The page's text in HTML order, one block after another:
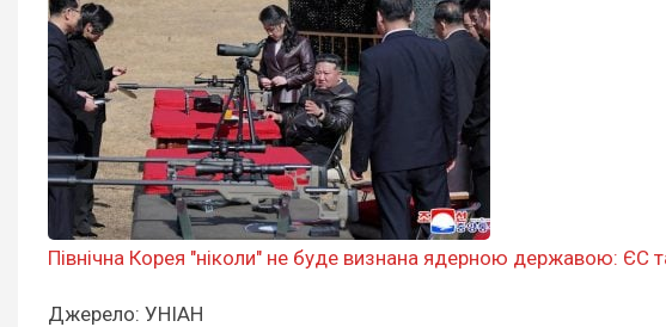
Північна Корея "ніколи" не буде визнана ядерною державою: ЄС
Джерело: УНІАН